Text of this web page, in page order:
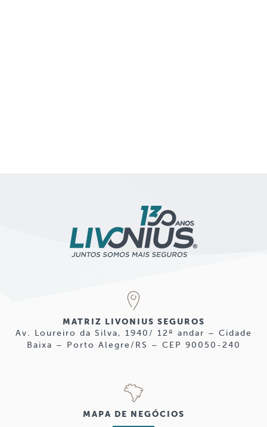
MATRIZ LIVONIUS SEGUROS
Av. Loureiro da Silva, 1940/ 12º andar – Cidade
Baixa – Porto Alegre/RS – CEP 90050-240
MAPA DE NEGÓCIOS